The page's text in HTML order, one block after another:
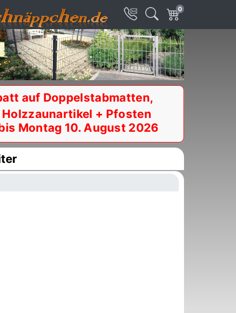
0
auf Doppelstabmatten,
+ Pfosten
Montag 10. August 2026